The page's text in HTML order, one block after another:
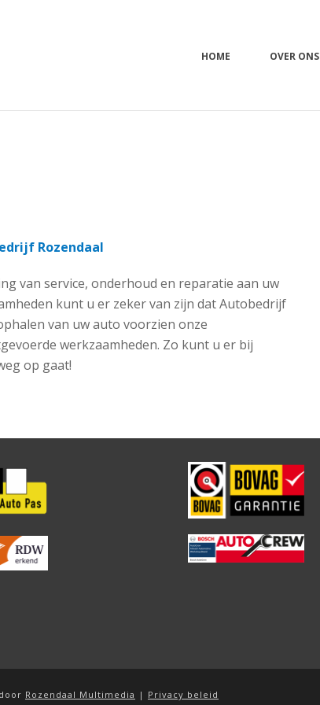
HOME OVER ONS
Rozendaal
van service, onderhoud en reparatie aan uw
kunt u er zeker van zijn dat Autobedrijf
van uw auto voorzien onze
werkzaamheden. Zo kunt u er bij
op gaat!
Rozendaal Multimedia | Privacy beleid